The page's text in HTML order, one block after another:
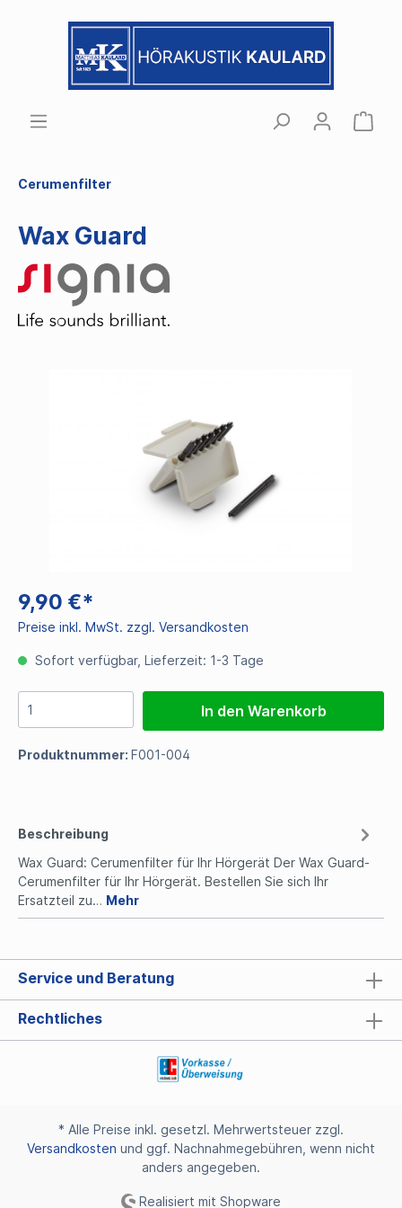
Cerumenfilter
Wax Guard
9,90 €*
Preise inkl. MwSt. zzgl. Versandkosten
Sofort verfügbar, Lieferzeit: 1-3 Tage
In den Warenkorb
Produktnummer: F001-004
Beschreibung
Wax Guard: Cerumenfilter für Ihr Hörgerät Der Wax Guard-
Cerumenfilter für Ihr Hörgerät. Bestellen Sie sich Ihr
Ersatzteil zu… Mehr
Service und Beratung
Rechtliches
* Alle Preise inkl. gesetzl. Mehrwertsteuer zzgl.
Versandkosten und ggf. Nachnahmegebühren, wenn nicht
anders angegeben.
Realisiert mit Shopware